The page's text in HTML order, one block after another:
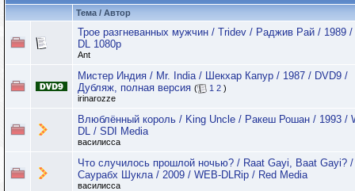
Тема / Автор
Трое разгневанных мужчин / Tridev / Раджив Рай / 1989 /
DL 1080p
Ant
Мистер Индия / Mr. India / Шекхар Капур / 1987 / DVD9 /
Дубляж, полная версия ( 1 2 )
irinarozze
Влюблённый король / King Uncle / Ракеш Рошан / 1993 /
DL / SDI Media
василисса
Что случилось прошлой ночью? / Raat Gayi, Baat Gayi? /
Саурабх Шукла / 2009 / WEB-DLRip / Red Media
василисса